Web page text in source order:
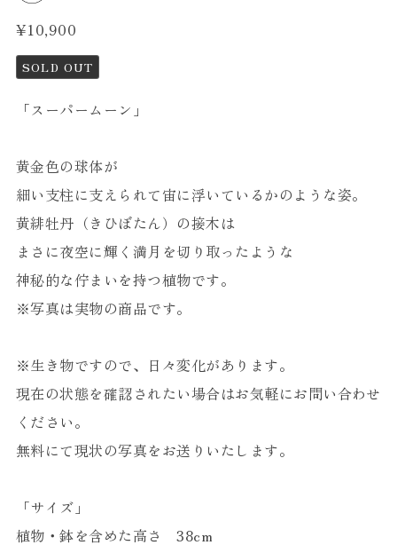
¥10,900
SOLD OUT
「スーパームーン」
黄金色の球体が
細い支柱に支えられて宙に浮いているかのような姿。
黄緋牡丹（きひぼたん）の接木は
まさに夜空に輝く満月を切り取ったような
神秘的な佇まいを持つ植物です。
※写真は実物の商品です。
※生き物ですので、日々変化があります。
現在の状態を確認されたい場合はお気軽にお問い合わせ
ください。
無料にて現状の写真をお送りいたします。
「サイズ」
植物・鉢を含めた高さ 38cm